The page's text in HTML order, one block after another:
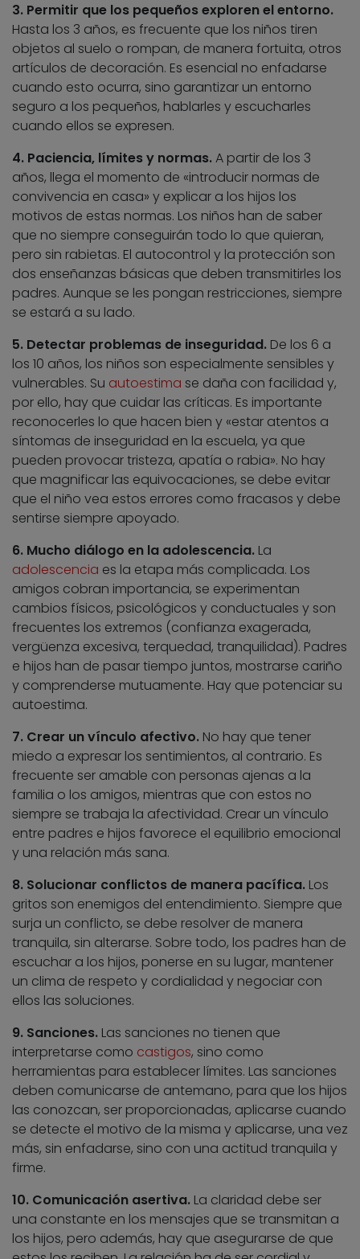
3. Permitir que los pequeños exploren el entorno.
Hasta los 3 años, es frecuente que los niños tiren
objetos al suelo o rompan, de manera fortuita, otros
artículos de decoración. Es esencial no enfadarse
cuando esto ocurra, sino garantizar un entorno
seguro a los pequeños, hablarles y escucharles
cuando ellos se expresen.
4. Paciencia, límites y normas.A partir de los 3
años, llega el momento de «introducir normas de
convivencia en casa» y explicar a los hijos los
motivos de estas normas. Los niños han de saber
que no siempre conseguirán todo lo que quieran,
pero sin rabietas. El autocontrol y la protección son
dos enseñanzas básicas que deben transmitirles los
padres. Aunque se les pongan restricciones, siempre
se estará a su lado.
5. Detectar problemas de inseguridad. De los 6 a
los 10 años, los niños son especialmente sensibles y
vulnerables. Su autoestima se daña con facilidad y,
por ello, hay que cuidar las críticas. Es importante
reconocerles lo que hacen bien y «estar atentos a
síntomas de inseguridad en la escuela, ya que
pueden provocar tristeza, apatía o rabia». No hay
que magnificar las equivocaciones, se debe evitar
que el niño vea estos errores como fracasos y debe
sentirse siempre apoyado.
6. Mucho diálogo en la adolescencia. La
adolescencia es la etapa más complicada. Los
amigos cobran importancia, se experimentan
cambios físicos, psicológicos y conductuales y son
frecuentes los extremos (confianza exagerada,
vergüenza excesiva, terquedad, tranquilidad). Padres
e hijos han de pasar tiempo juntos, mostrarse cariño
y comprenderse mutuamente. Hay que potenciar su
autoestima.
7. Crear un vínculo afectivo. No hay que tener
miedo a expresar los sentimientos, al contrario. Es
frecuente ser amable con personas ajenas a la
familia o los amigos, mientras que con estos no
siempre se trabaja la afectividad. Crear un vínculo
entre padres e hijos favorece el equilibrio emocional
y una relación más sana.
8. Solucionar conflictos de manera pacífica. Los
gritos son enemigos del entendimiento. Siempre que
surja un conflicto, se debe resolver de manera
tranquila, sin alterarse. Sobre todo, los padres han de
escuchar a los hijos, ponerse en su lugar, mantener
un clima de respeto y cordialidad y negociar con
ellos las soluciones.
9. Sanciones. Las sanciones no tienen que
interpretarse como castigos, sino como
herramientas para establecer límites. Las sanciones
deben comunicarse de antemano, para que los hijos
las conozcan, ser proporcionadas, aplicarse cuando
se detecte el motivo de la misma y aplicarse, una vez
más, sin enfadarse, sino con una actitud tranquila y
firme.
10. Comunicación asertiva. La claridad debe ser
una constante en los mensajes que se transmitan a
los hijos, pero además, hay que asegurarse de que